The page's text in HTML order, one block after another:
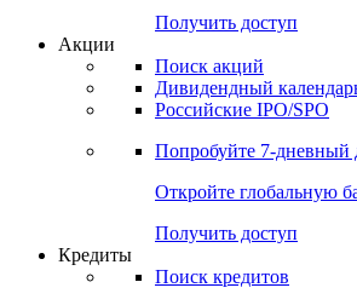
Получить доступ
Акции
Поиск акций
Дивидендный
Российские IPO/SPO
Попробуйте 7-дневный
Откройте глобальную
Получить доступ
Кредиты
Поиск кредитов